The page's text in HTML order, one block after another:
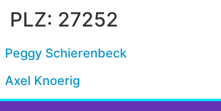
PLZ: 27252
Peggy Schierenbeck
Axel Knoerig